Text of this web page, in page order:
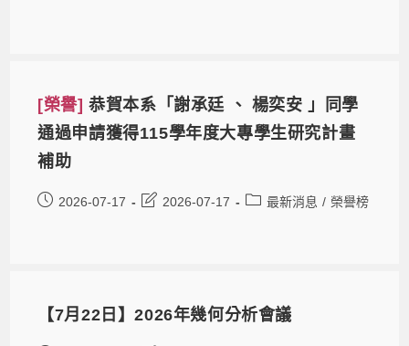
[榮譽]恭賀本系「謝承廷 、 楊奕安 」同學
通過申請獲得115學年度大專學生研究計畫
補助
2026-07-17 2026-07-17 最新消息 / 榮譽榜
【7月22日】2026年幾何分析會議